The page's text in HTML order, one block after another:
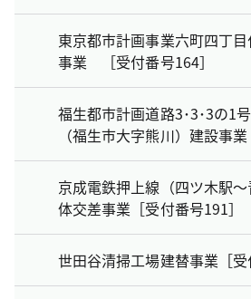
東京都市計画事業六町四丁
事業 ［受付番号164］
福生都市計画道路3･3･3の1
（福生市大字熊川）建設事業
京成電鉄押上線（四ツ木駅
体交差事業［受付番号191］
世田谷清掃工場建替事業［受